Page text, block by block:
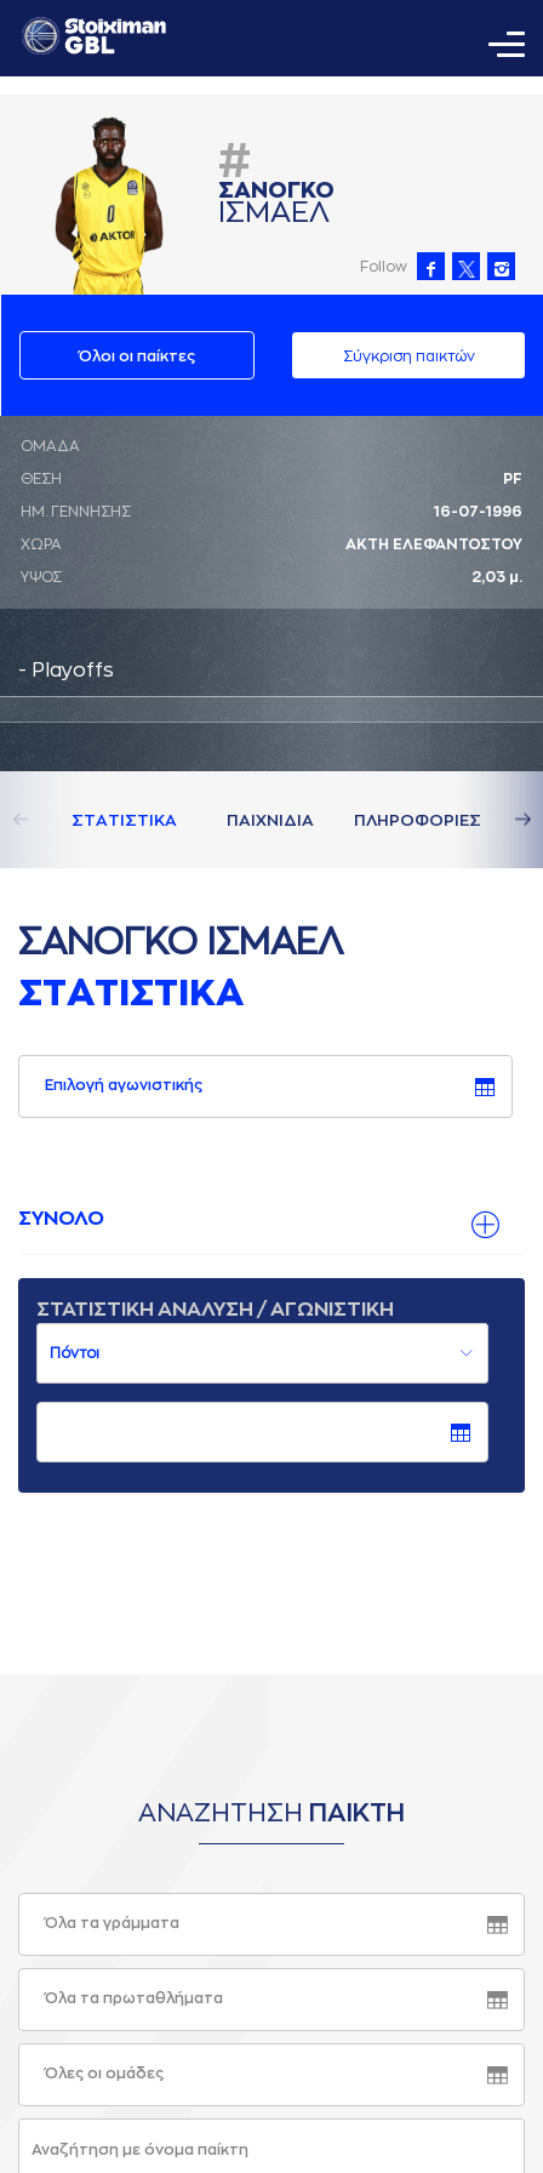
#
ΣAΝΟΓΚΟ
ΙΣΜAΕΛ
Follow
Όλοι οι παίκτες Σύγκριση παικτών
ΟΜΑΔΑ
ΘΕΣΗ PF
ΗΜ. ΓΕΝΝΗΣΗΣ 16-07-1996
ΧΩΡΑ ΑΚΤΗ ΕΛΕΦΑΝΤΟΣΤΟΥ
ΥΨΟΣ 2,03 μ.
- Playoffs
ΣΤAΤΙΣΤΙΚA ΠAΙΧΝΙΔΙA ΠΛΗΡΟΦΟΡΙΕΣ
ΣAΝΟΓΚΟ ΙΣΜAΕΛ
ΣΤAΤΙΣΤΙΚA
Επιλογή αγωνιστικής
ΣΥΝΟΛΟ
ΣΤΑΤΙΣΤΙΚΗ ΑΝΑΛΥΣΗ / ΑΓΩΝΙΣΤΙΚΗ
ΑΝΑΖΗΤΗΣΗ ΠΑΙΚΤΗ
Όλα τα γράμματα
Όλα τα πρωταθλήματα
Όλες οι ομάδες